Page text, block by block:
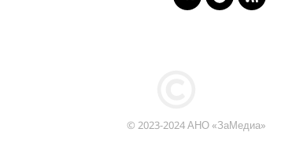
© 2023-2024 АНО «ЗаМедиа»